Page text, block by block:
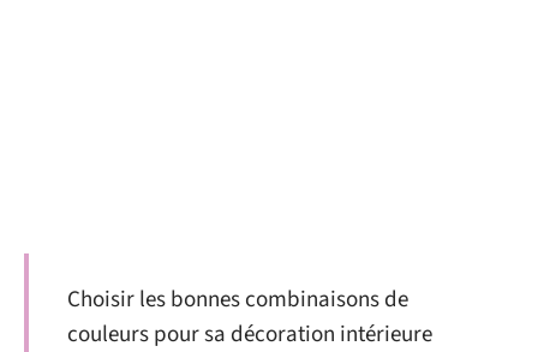
Choisir les bonnes combinaisons de
couleurs pour sa décoration intérieure